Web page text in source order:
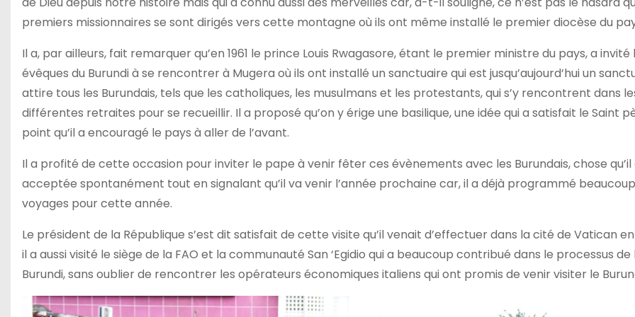
premiers missionnaires se sont dirigés vers cette montagne où ils ont même installé le premier diocèse du
Il a, par ailleurs, fait remarquer qu’en 1961 le prince Louis Rwagasore, étant le premier ministre du pays, a invité
évêques du Burundi à se rencontrer à Mugera où ils ont installé un sanctuaire qui est jusqu’aujourd’hui un
attire tous les Burundais, tels que les catholiques, les musulmans et les protestants, qui s’y rencontrent dans
différentes retraites pour se recueillir. Il a proposé qu’on y érige une basilique, une idée qui a satisfait le Saint
point qu’il a encouragé le pays à aller de l’avant.
Il a profité de cette occasion pour inviter le pape à venir fêter ces évènements avec les Burundais, chose qu’il
acceptée spontanément tout en signalant qu’il va venir l’année prochaine car, il a déjà programmé
voyages pour cette année.
Le président de la République s’est dit satisfait de cette visite qu’il venait d’effectuer dans la cité de Vatican
il a aussi visité le siège de la FAO et la communauté San ‘Egidio qui a beaucoup contribué dans le processus de
Burundi, sans oublier de rencontrer les opérateurs économiques italiens qui ont promis de venir visiter le